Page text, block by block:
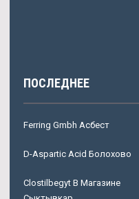
ПОСЛЕДНЕЕ
Ferring Gmbh Асбест
D-Aspartic Acid Болохово
Clostilbegyt В Магазине